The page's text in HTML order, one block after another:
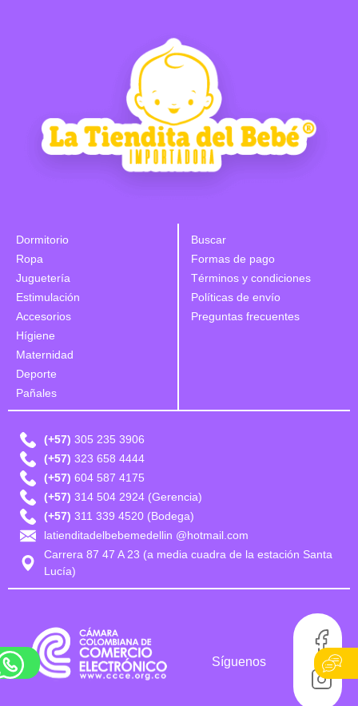
Dormitorio
Ropa
Juguetería
Estimulación
Accesorios
Hígiene
Maternidad
Deporte
Pañales
Buscar
Formas de pago
Términos y condiciones
Políticas de envío
Preguntas frecuentes
(+57) 305 235 3906
(+57) 323 658 4444
(+57) 604 587 4175
(+57) 314 504 2924 (Gerencia)
(+57) 311 339 4520 (Bodega)
latienditadelbebemedellin @hotmail.com
Carrera 87 47 A 23 (a media cuadra de la estación Santa
Lucía)
Síguenos